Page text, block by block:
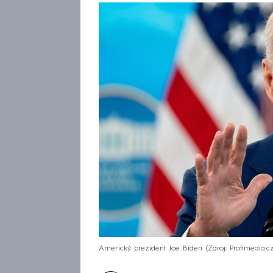
Americký prezident Joe Biden Zdroj: